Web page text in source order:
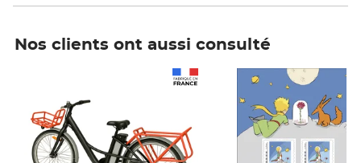
Nos clients ont aussi consulté
Prix 6,25€ HT